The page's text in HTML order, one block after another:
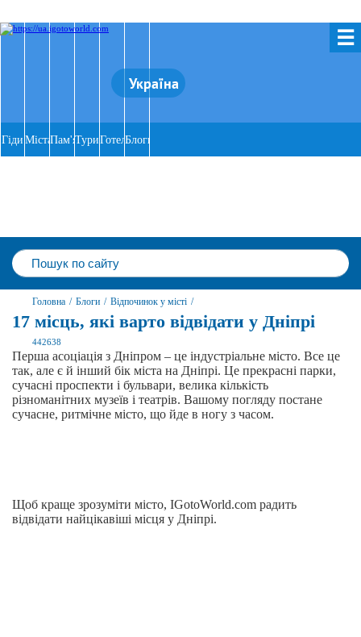
☰
Україна
Гіди МістаПам'ятки
ТуриГотеліБлоги
Головна / Блоги / Відпочинок у місті /
17 місць, які варто відвідати у Дніпрі
442638
Перша асоціація з Дніпром – це індустріальне місто. Все це
так, але є й інший бік міста на Дніпрі. Це прекрасні парки,
сучасні проспекти і бульвари, велика кількість
різноманітних музеїв і театрів. Вашому погляду постане
сучасне, ритмічне місто, що йде в ногу з часом.
Щоб краще зрозуміти місто, IGotoWorld.com радить
відвідати найцікавіші місця у Дніпрі.